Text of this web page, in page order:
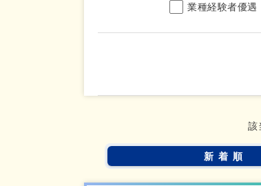
業種経験者優遇
完全週休2日制
土日面接OK
該
新着順